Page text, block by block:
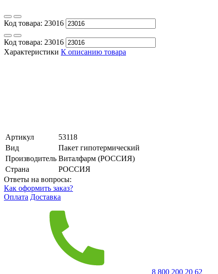
Код товара: 23016
Код товара: 23016
Характеристики К описанию товара
Артикул
53118
Вид
Пакет гипотермический
Производитель Виталфарм (РОССИЯ)
Страна
РОССИЯ
Ответы на вопросы:
Как оформить заказ?
Оплата Доставка
8 800 200 20 62